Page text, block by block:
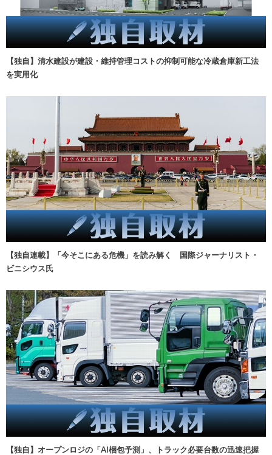
【独自】清水建設が建設・維持管理コストの抑制可能な冷蔵倉庫新工法
を実用化
【独自連載】「今そこにある危機」を読み解く 国際ジャーナリスト・
ビニシウス氏
【独自】オープンロジの「AI梱包予測」、トラック必要台数の迅速把握